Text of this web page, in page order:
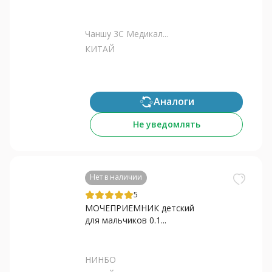
Чаншу 3С Медикал...
КИТАЙ
Аналоги
Не уведомлять
Нет в наличии
5
МОЧЕПРИЕМНИК детский
для мальчиков 0.1...
НИНБО